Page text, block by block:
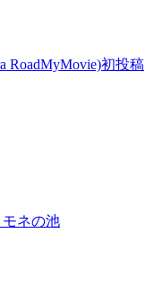
MyMovie)初投稿
モネの池